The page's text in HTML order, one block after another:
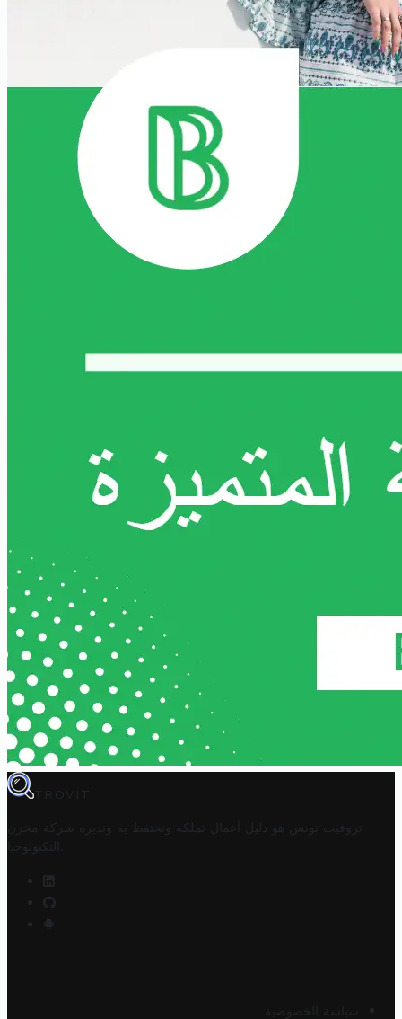
TROVIT
تروفيت تونس هو دليل أعمال تملكه وتحتفظ به وتديره
شركة مخزن
التكنولوجيا
سياسة الخصوصية